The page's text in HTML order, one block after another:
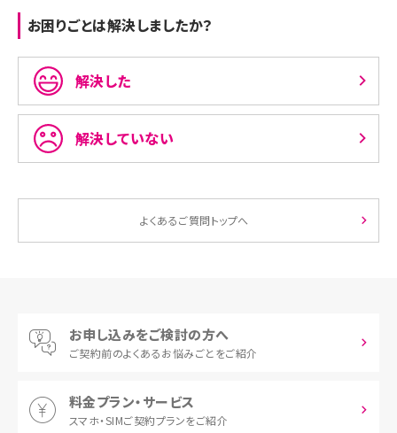
お困りごとは解決しましたか？
解決した
解決していない
よくあるご質問トップへ
お申し込みをご検討の方へ
ご契約前のよくあるお悩みごとをご紹介
料金プラン・サービス
スマホ・SIMご契約プランをご紹介